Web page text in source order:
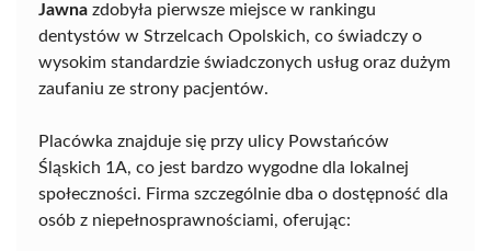
Jawna zdobyła pierwsze miejsce w rankingu
dentystów w Strzelcach Opolskich, co świadczy o
wysokim standardzie świadczonych usług oraz dużym
zaufaniu ze strony pacjentów.
Placówka znajduje się przy ulicy Powstańców
Śląskich 1A, co jest bardzo wygodne dla lokalnej
społeczności. Firma szczególnie dba o dostępność dla
osób z niepełnosprawnościami, oferując: